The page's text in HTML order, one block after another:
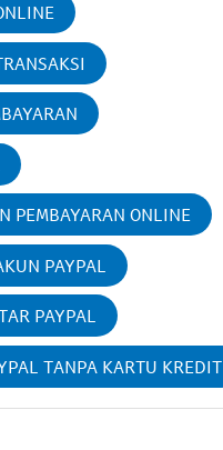
PEMBAYARAN ONLINE
PAYPAL
PAYPAL
TANPA KARTU KREDIT